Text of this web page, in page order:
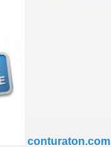
conturaton.com